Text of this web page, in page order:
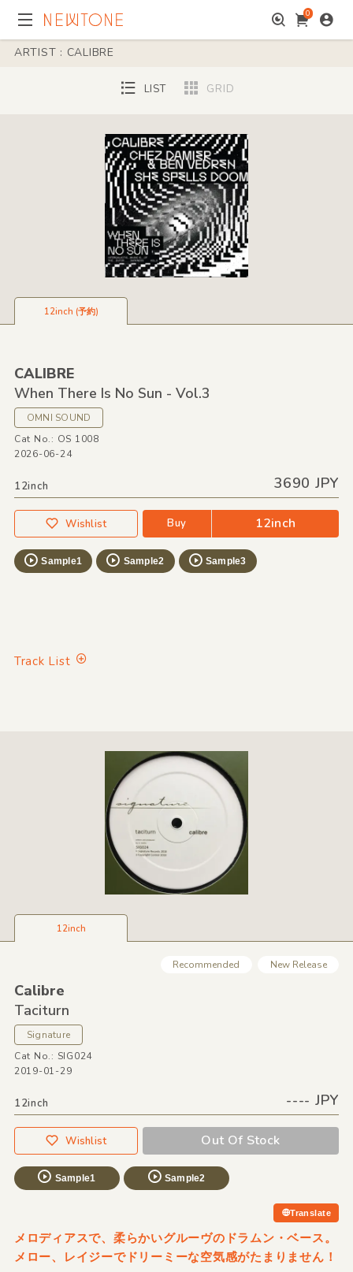
0
ARTIST : CALIBRE
LIST GRID
12inch (予約)
CALIBRE
When There Is No Sun - Vol.3
OMNI SOUND
Cat No.: OS 1008
2026-06-24
12inch 3690 JPY
Wishlist Buy 12inch
Sample1 Sample2 Sample3
Track List
12inch
Recommended New Release
Calibre
Taciturn
Signature
Cat No.: SIG024
2019-01-29
12inch ---- JPY
Wishlist Out Of Stock
Sample1 Sample2
Translate
メロディアスで、柔らかいグルーヴのドラムン・ベース。
メロー、レイジーでドリーミーな空気感がたまりません！